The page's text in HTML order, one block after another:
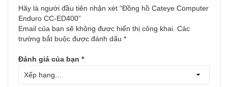
Hãy là người đầu tiên nhận xét “Đồng hồ Cateye Computer
Enduro CC-ED400”
Email của bạn sẽ không được hiển thị công khai. Các
trường bắt buộc được đánh dấu *
Đánh giá của bạn *